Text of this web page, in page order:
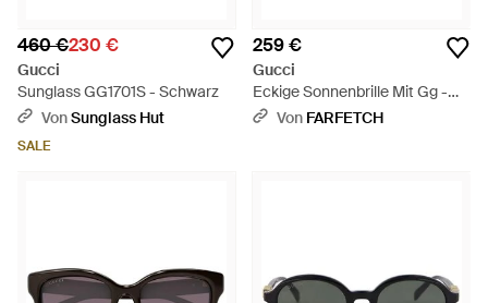
460 €230 €
Gucci
Sunglass GG1701S - Schwarz
VonSunglass Hut
SALE
259 €
Gucci
Eckige Sonnenbrille Mit Gg -
Schwarz
Von FARFETCH